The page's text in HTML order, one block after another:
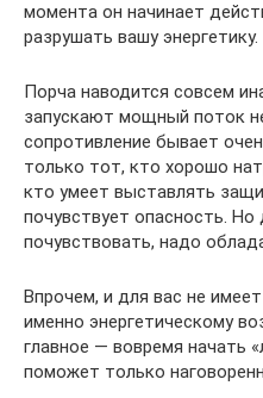
момента он начинает
разрушать вашу энергетику.
Порча наводится совсем
запускают мощный поток
сопротивление бывает
только тот, кто хорошо
кто умеет выставлять
почувствует опасность.
почувствовать, надо
Впрочем, и для вас не
именно энергетическому
главное — вовремя начать
поможет только